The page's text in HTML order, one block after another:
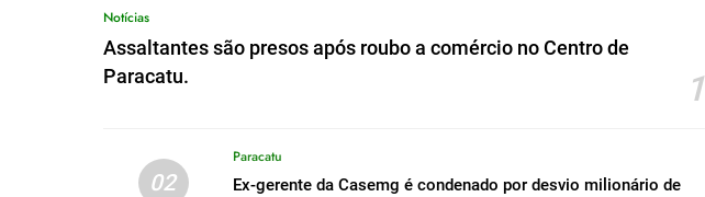
Notícias
Assaltantes são presos após roubo a comércio no Centro de
Paracatu.
1
02
Paracatu
Ex-gerente da Casemg é condenado por desvio milionário de